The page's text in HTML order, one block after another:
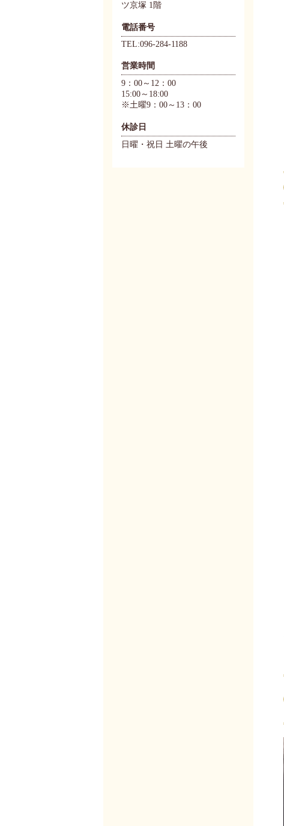
ツ京塚 1階
電話番号
TEL:096-284-1188
営業時間
9：00～12：00
15:00～18:00
※土曜9：00～13：00
休診日
日曜・祝日 土曜の午後